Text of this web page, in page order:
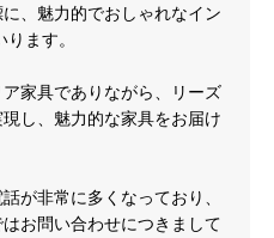
、魅力的でおしゃれなイン
ます。
家具でありながら、リーズ
し、魅力的な家具をお届け
が非常に多くなっており、
お問い合わせにつきまして